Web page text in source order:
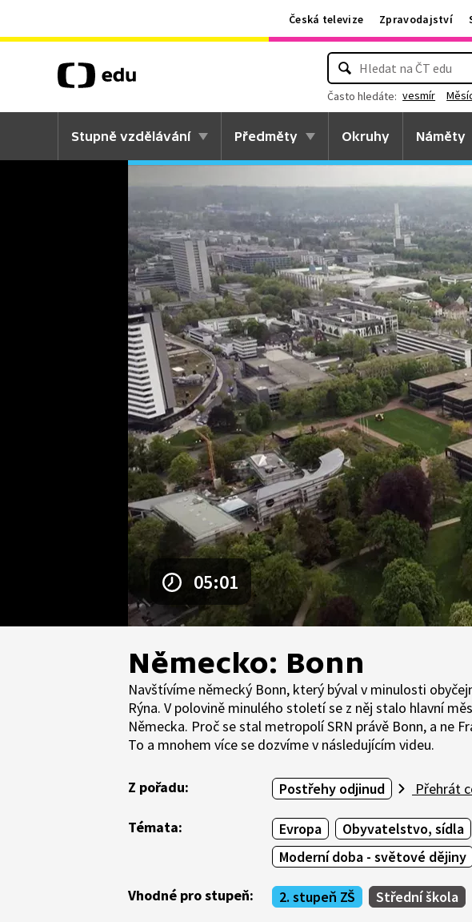
Česká televize Zpravodajství
Často hledáte: vesmír
Stupně vzdělávání Předměty Okruhy Náměty
05:01
Německo: Bonn
Navštívíme německý Bonn, který býval v minulosti
Rýna. V polovině minulého století se z něj stalo hlavní
Německa. Proč se stal metropolí SRN právě Bonn, a ne
To a mnohem více se dozvíme v následujícím videu.
Z pořadu: Postřehy odjinud Přehrát
Témata: Evropa Obyvatelstvo, sídla
Moderní doba - světové dějiny
Vhodné pro stupeň: 2. stupeň ZŠ Střední škola